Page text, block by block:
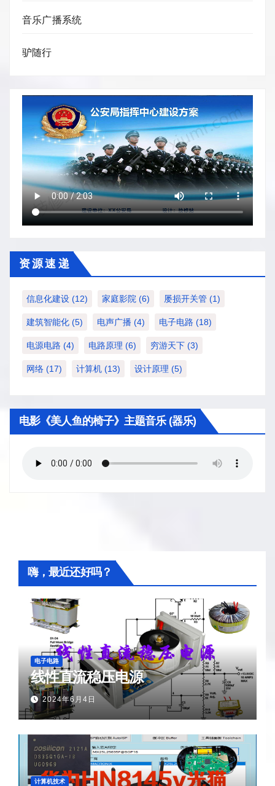
音乐广播系统
驴随行
资 源 速 递
信息化建设 (12) 家庭影院 (6) 屡损开关管 (1)
建筑智能化 (5) 电声广播 (4) 电子电路 (18)
电源电路 (4) 电路原理 (6) 穷游天下 (3)
网络 (17) 计算机 (13) 设计原理 (5)
电影《美人鱼的椅子》主题音乐 (器乐)
嗨，最近还好吗？
电子电路
线性直流稳压电源
2024年6月4日
计算机技术